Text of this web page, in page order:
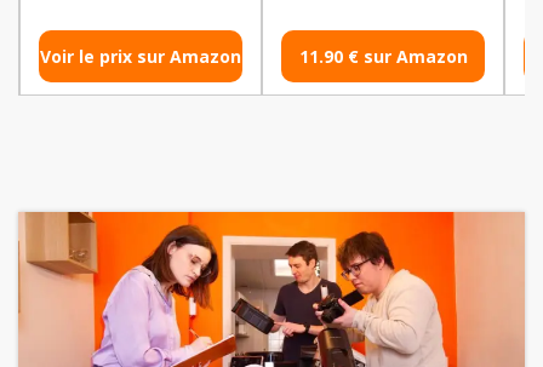
Voir le prix sur Amazon 11.90 € sur Amazon